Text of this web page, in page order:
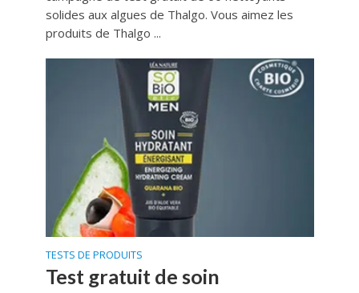
solides aux algues de Thalgo. Vous aimez les
produits de Thalgo ...
TESTS DE PRODUITS
Test gratuit de soin